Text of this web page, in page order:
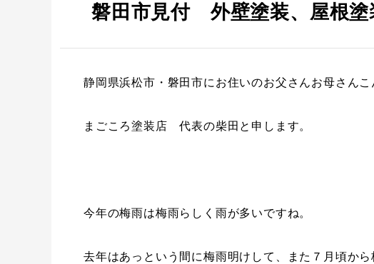
磐田市見付 外壁塗装、屋根
静岡県浜松市・磐田市にお住いのお父さんお母さんこ
まごころ塗装店 代表の柴田と申します。
今年の梅雨は梅雨らしく雨が多いですね。
去年はあっという間に梅雨明けして、また７月頃か